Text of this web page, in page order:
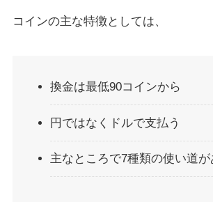
コインの主な特徴としては、
換金は最低90コインから
円ではなくドルで支払う
主なところで7種類の使い道が